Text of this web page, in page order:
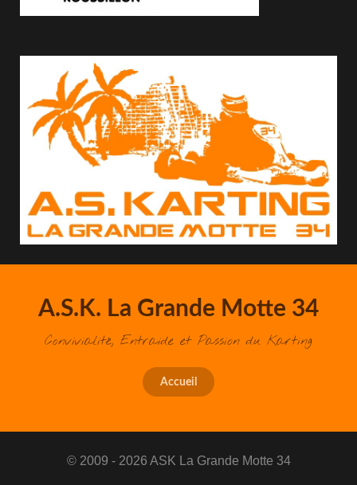
A.S.K. La Grande Motte 34
Convivialité, Entraide et Passion du Karting
Accueil
© 2009 - 2026 ASK La Grande Motte 34